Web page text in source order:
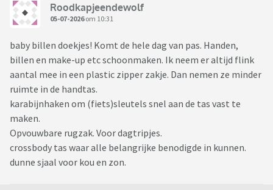
Roodkapjeendewolf
05-07-2026om 10:31
baby billen doekjes! Komt de hele dag van pas. Handen,
billen en make-up etc schoonmaken. Ik neem er altijd flink
aantal mee in een plastic zipper zakje. Dan nemen ze minder
ruimte in de handtas.
karabijnhaken om (fiets)sleutels snel aan de tas vast te
maken.
Opvouwbare rugzak. Voor dagtripjes.
crossbody tas waar alle belangrijke benodigde in kunnen.
dunne sjaal voor kou en zon.